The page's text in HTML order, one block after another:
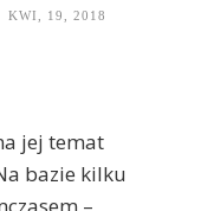
KWI, 19, 2018
jej temat
bazie kilku